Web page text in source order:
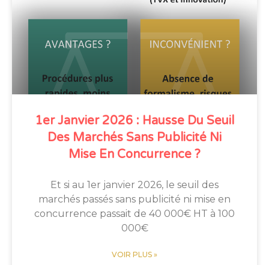
1er Janvier 2026 : Hausse Du Seuil
Des Marchés Sans Publicité Ni
Mise En Concurrence ?
Et si au 1er janvier 2026, le seuil des
marchés passés sans publicité ni mise en
concurrence passait de 40 000€ HT à 100
000€
VOIR PLUS »